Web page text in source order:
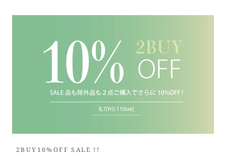
2BUY10%OFF SALE !!